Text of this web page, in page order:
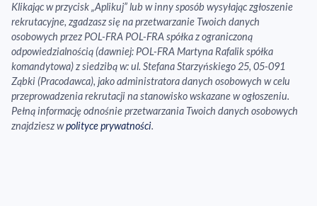
Klikając w przycisk „Aplikuj” lub w inny sposób wysyłając zgłoszenie
rekrutacyjne, zgadzasz się na przetwarzanie Twoich danych
osobowych przez POL-FRA POL-FRA spółka z ograniczoną
odpowiedzialnością (dawniej: POL-FRA Martyna Rafalik spółka
komandytowa) z siedzibą w: ul. Stefana Starzyńskiego 25, 05-091
Ząbki (Pracodawca), jako administratora danych osobowych w celu
przeprowadzenia rekrutacji na stanowisko wskazane w ogłoszeniu.
Pełną informację odnośnie przetwarzania Twoich danych osobowych
znajdziesz wpolityce prywatności.